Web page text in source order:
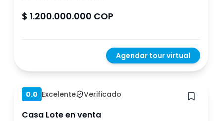
$ 1.200.000.000 COP
Agendar tour virtual
Hace 1 año
0.0 Excelente Verificado
Casa Lote en venta